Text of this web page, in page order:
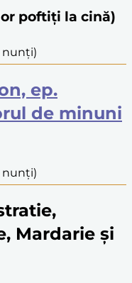
poftiți la cină)
nunți)
ep.
de minuni
nunți)
Mardarie și